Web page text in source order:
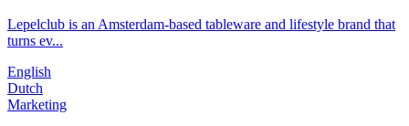
Lepelclub is an Amsterdam-based tableware and lifestyle brand that
turns ev...
English
Dutch
Marketing